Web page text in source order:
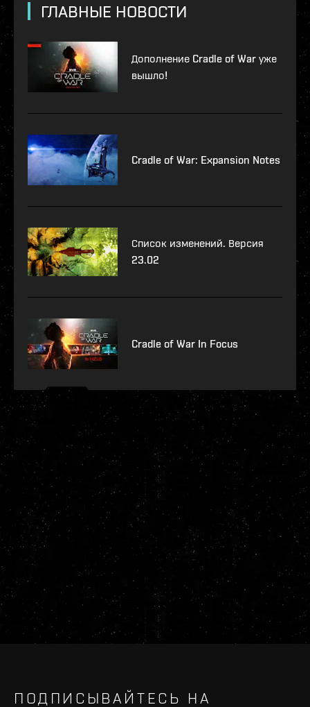
ГЛАВНЫЕ НОВОСТИ
Дополнение Cradle of War уже
вышло!
Cradle of War: Expansion Notes
Список изменений. Версия
23.02
Cradle of War In Focus
ПОДПИСЫВАЙТЕСЬ НА